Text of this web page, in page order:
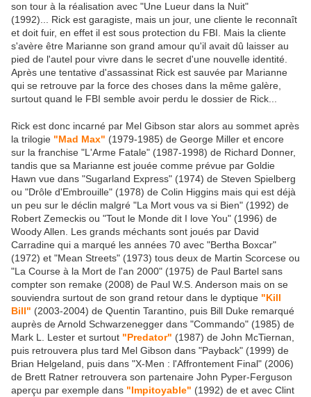
son tour à la réalisation avec "Une Lueur dans la Nuit"
(1992)... Rick est garagiste, mais un jour, une cliente le reconnaît
et doit fuir, en effet il est sous protection du FBI. Mais la cliente
s'avère être Marianne son grand amour qu'il avait dû laisser au
pied de l'autel pour vivre dans le secret d'une nouvelle identité.
Après une tentative d'assassinat Rick est sauvée par Marianne
qui se retrouve par la force des choses dans la même galère,
surtout quand le FBI semble avoir perdu le dossier de Rick...
Rick est donc incarné par Mel Gibson star alors au sommet après
la trilogie "Mad Max" (1979-1985) de George Miller et encore
sur la franchise "L'Arme Fatale" (1987-1998) de Richard Donner,
tandis que sa Marianne est jouée comme prévue par Goldie
Hawn vue dans "Sugarland Express" (1974) de Steven Spielberg
ou "Drôle d'Embrouille" (1978) de Colin Higgins mais qui est déjà
un peu sur le déclin malgré "La Mort vous va si Bien" (1992) de
Robert Zemeckis ou "Tout le Monde dit I love You" (1996) de
Woody Allen. Les grands méchants sont joués par David
Carradine qui a marqué les années 70 avec "Bertha Boxcar"
(1972) et "Mean Streets" (1973) tous deux de Martin Scorcese ou
"La Course à la Mort de l'an 2000" (1975) de Paul Bartel sans
compter son remake (2008) de Paul W.S. Anderson mais on se
souviendra surtout de son grand retour dans le dyptique "Kill
Bill" (2003-2004) de Quentin Tarantino, puis Bill Duke remarqué
auprès de Arnold Schwarzenegger dans "Commando" (1985) de
Mark L. Lester et surtout "Predator" (1987) de John McTiernan,
puis retrouvera plus tard Mel Gibson dans "Payback" (1999) de
Brian Helgeland, puis dans "X-Men : l'Affrontement Final" (2006)
de Brett Ratner retrouvera son partenaire John Pyper-Ferguson
aperçu par exemple dans "Impitoyable" (1992) de et avec Clint